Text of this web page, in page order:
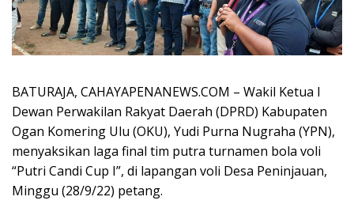
BATURAJA, CAHAYAPENANEWS.COM – Wakil Ketua I
Dewan Perwakilan Rakyat Daerah (DPRD) Kabupaten
Ogan Komering Ulu (OKU), Yudi Purna Nugraha (YPN),
menyaksikan laga final tim putra turnamen bola voli
“Putri Candi Cup I”, di lapangan voli Desa Peninjauan,
Minggu (28/9/22) petang.